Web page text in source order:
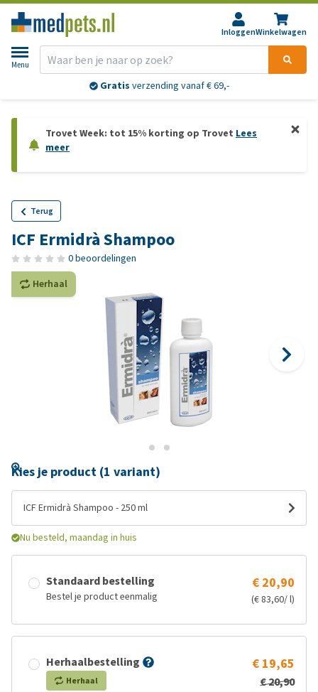
InloggenWinkelwagen
Menu
Gratis verzending vanaf € 69,-
Trovet Week: tot 15% korting op Trovet Lees
meer
Terug
ICF Ermidrà Shampoo
0 beoordelingen
Herhaal
Kies je product (1 variant)
ICF Ermidrà Shampoo - 250 ml
Nu besteld, maandag in huis
Standaard bestelling
Bestel je product eenmalig
€ 20,90
(€ 83,60/ l)
Herhaalbestelling
Herhaal
€ 19,65
€ 20,90